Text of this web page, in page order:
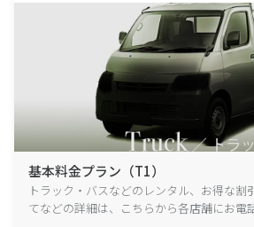
基本料金プラン（T1）
トラック・バスなどのレンタル、お得な割
てなどの詳細は、こちらから各店舗にお電